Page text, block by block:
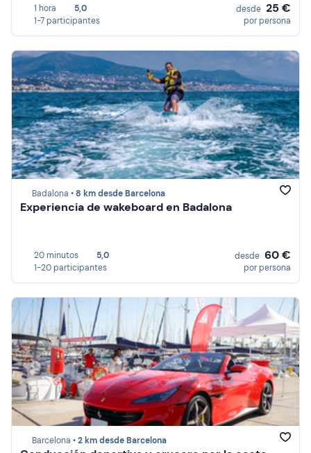
1 hora
5,0
1-7 participantes
desde 25 €
por persona
Badalona •8 km desde Barcelona
Experiencia de wakeboard en Badalona
20 minutos
5,0
1-20 participantes
desde 60 €
por persona
Barcelona •2 km desde Barcelona